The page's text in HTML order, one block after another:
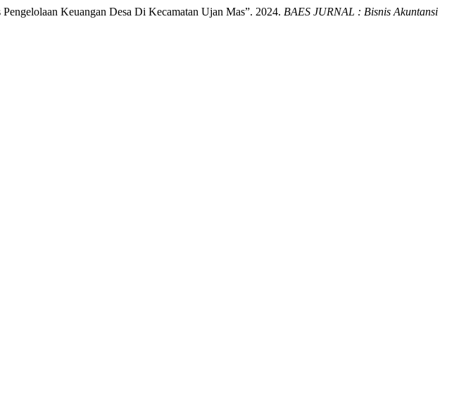
Keuangan Desa Di Kecamatan Ujan Mas”. 2024. BAES JURNAL : Bisnis Akuntansi